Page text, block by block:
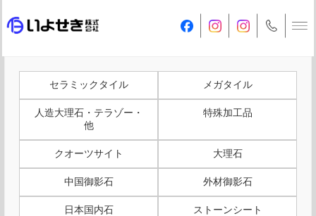
セラミックタイル メガタイル
人造大理石・テラゾー・
他
特殊加工品
クオーツサイト 大理石
中国御影石 外材御影石
日本国内石 ストーンシート